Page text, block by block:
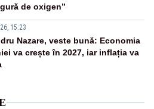
de oxigen”
15:23
Nazare, veste bună: Economia
va crește în 2027, iar inflația va